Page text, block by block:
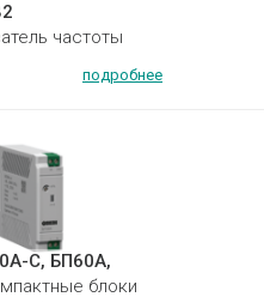
частоты
подробнее
С, БП60А,
блоки